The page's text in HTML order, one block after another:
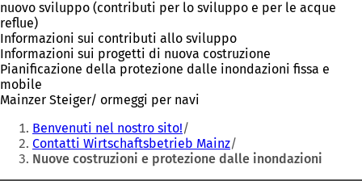
nuovo sviluppo (contributi per lo sviluppo e per le acque
reflue)
Informazioni sui contributi allo sviluppo
Informazioni sui progetti di nuova costruzione
Pianificazione della protezione dalle inondazioni fissa e
mobile
Mainzer Steiger/ ormeggi per navi
Siete
qui:
Benvenuti nel nostro sito!
Contatti Wirtschaftsbetrieb Mainz
Nuove costruzioni e protezione dalle inondazioni